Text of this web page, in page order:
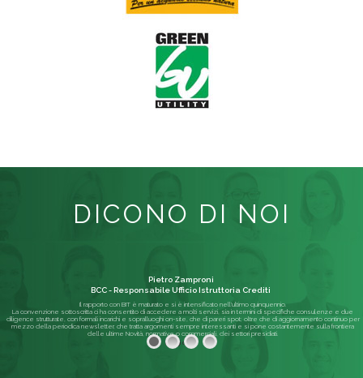
DICONO DI NOI
Il rapporto con BIT è maturato e si è intensificato nell'ultimo quinquennio.
La convenzione sottoscritta ci ha consentito di accedere a molti servizi, sia in termini di specifiche consulenze e due
diligence strutturate, con formali incarichi e sopralluoghi on-site, che di pareri spot; oltre che di aggiornamento continuo per
mezzo della periodica newsletter, che tratta argomenti sempre interessanti e si pone costantemente sulla frontiera
delle ultime Novità, normative o commerciali, dei settori presidiati.
Pietro Zamproni
BCC - Responsabile Ufficio Istruttoria Crediti
Leggi di più